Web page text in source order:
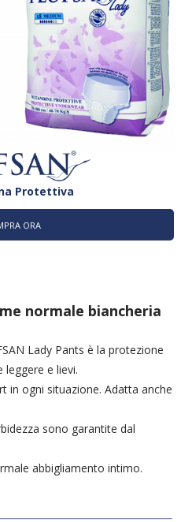
Protettiva
ORA
normale biancheria
Lady Pants è la protezione
e lievi.
in ogni situazione. Adatta anche
sono garantite dal
abbigliamento intimo.